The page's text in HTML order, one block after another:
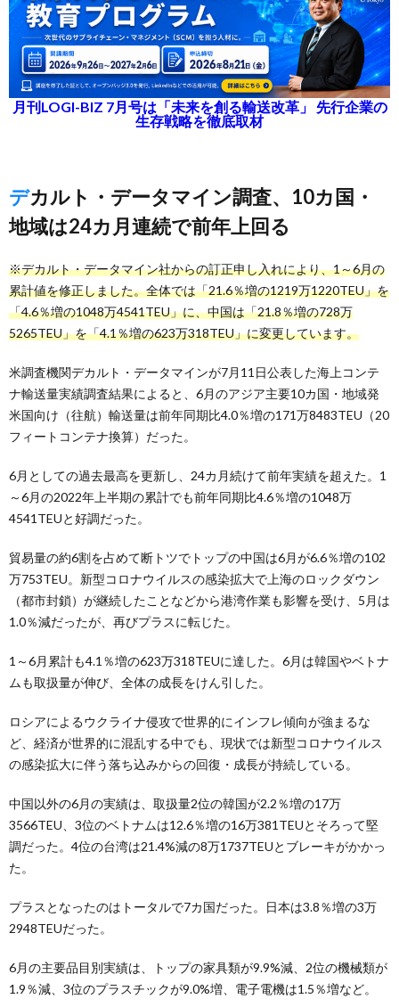
月刊LOGI-BIZ 7月号は「未来を創る輸送改革」 先行企業の
生存戦略を徹底取材
デカルト・データマイン調査、10カ国・
地域は24カ月連続で前年上回る
※デカルト・データマイン社からの訂正申し入れにより、1～6月の
累計値を修正しました。全体では「21.6％増の1219万1220TEU」を
「4.6％増の1048万4541TEU」に、中国は「21.8％増の728万
5265TEU」を「4.1％増の623万318TEU」に変更しています。
米調査機関デカルト・データマインが7月11日公表した海上コンテ
ナ輸送量実績調査結果によると、6月のアジア主要10カ国・地域発
米国向け（往航）輸送量は前年同期比4.0％増の171万8483TEU（20
フィートコンテナ換算）だった。
6月としての過去最高を更新し、24カ月続けて前年実績を超えた。1
～6月の2022年上半期の累計でも前年同期比4.6％増の1048万
4541TEUと好調だった。
貿易量の約6割を占めて断トツでトップの中国は6月が6.6％増の102
万753TEU。新型コロナウイルスの感染拡大で上海のロックダウン
（都市封鎖）が継続したことなどから港湾作業も影響を受け、5月は
1.0％減だったが、再びプラスに転じた。
1～6月累計も4.1％増の623万318TEUに達した。6月は韓国やベトナ
ムも取扱量が伸び、全体の成長をけん引した。
ロシアによるウクライナ侵攻で世界的にインフレ傾向が強まるな
ど、経済が世界的に混乱する中でも、現状では新型コロナウイルス
の感染拡大に伴う落ち込みからの回復・成長が持続している。
中国以外の6月の実績は、取扱量2位の韓国が2.2％増の17万
3566TEU、3位のベトナムは12.6％増の16万381TEUとそろって堅
調だった。4位の台湾は21.4%減の8万1737TEUとブレーキがかかっ
た。
プラスとなったのはトータルで7カ国だった。日本は3.8％増の3万
2948TEUだった。
6月の主要品目別実績は、トップの家具類が9.9%減、2位の機械類が
1.9％減、3位のプラスチックが9.0%増、電子電機は1.5％増など。